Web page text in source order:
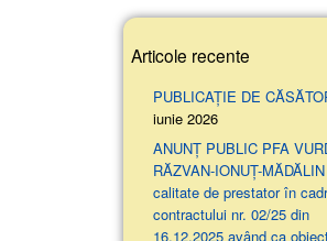
Articole recente
PUBLICAȚIE DE
iunie 2026
ANUNŢ PUBLIC PFA
RĂZVAN-IONUȚ-
calitate de prestator în
contractului nr. 02/25 din
16.12.2025 având ca